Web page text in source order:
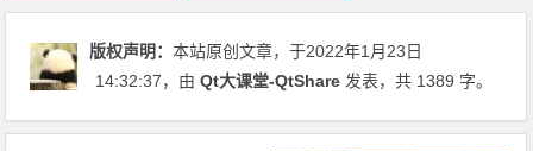
版权声明：本站原创文章，于2022年1月23日
14:32:37，由Qt大课堂-QtShare 发表，共 1389 字。